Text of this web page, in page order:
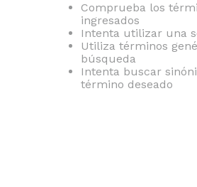
Comprueba los
ingresados
Intenta utilizar una
Utiliza términos
búsqueda
Intenta buscar
término deseado